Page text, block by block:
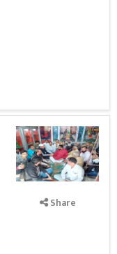
Share